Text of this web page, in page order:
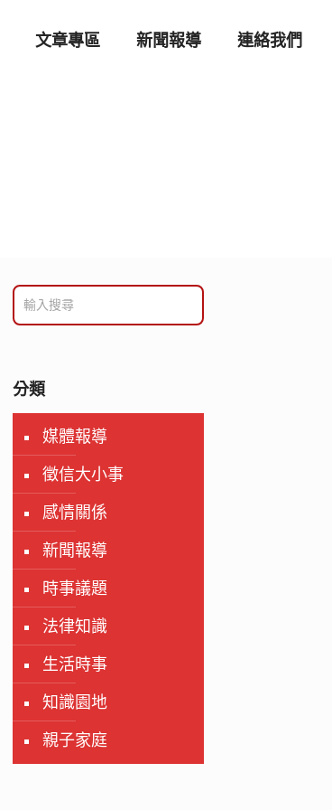
文章專區 新聞報導 連絡我們
分類
媒體報導
徵信大小事
感情關係
新聞報導
時事議題
法律知識
生活時事
知識園地
親子家庭